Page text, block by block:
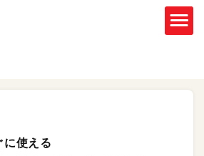
に使える